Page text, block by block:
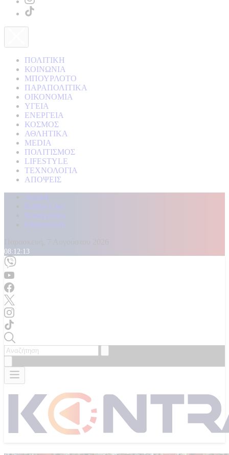
ΠΟΛΙΤΙΚΗ
ΚΟΙΝΩΝΙΑ
ΜΠΟΥΡΛΟΤΟ
ΠΑΡΑΠΟΛΙΤΙΚΑ
ΟΙΚΟΝΟΜΙΑ
ΥΓΕΙΑ
ΕΝΕΡΓΕΙΑ
ΚΟΣΜΟΣ
ΑΘΛΗΤΙΚΑ
MEDIA
ΠΟΛΙΤΙΣΜΟΣ
LIFESTYLE
ΤΕΧΝΟΛΟΓΙΑ
ΑΠΟΨΕΙΣ
Αρχική
Kontra Live
Καταγγελίες
Επικοινωνία
08:12:16